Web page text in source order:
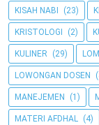
KISAH NABI (23)
KRISTOLOGI (2)
KULINER (29)
LOWONGAN DOSEN
MANEJEMEN (1)
MATERI AFDHAL (4)